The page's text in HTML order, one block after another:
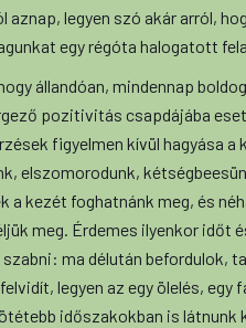
legyen szó akár arról,
egy régóta halogatott
állandóan, mindennap
pozitivitás csapdájába
figyelmen kívül hagyása a
elszomorodunk,
a kezét foghatnánk meg, és
meg. Érdemes ilyenkor időt
ma délután befordulok,
legyen az egy ölelés, egy
időszakokban is látnunk